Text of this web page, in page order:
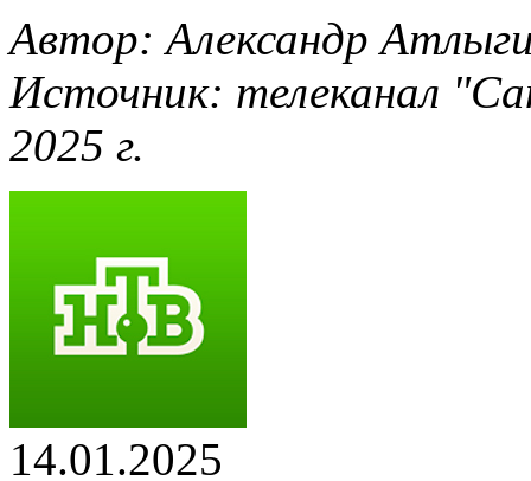
Автор: Александр
Источник: телеканал
2025 г.
14.01.2025